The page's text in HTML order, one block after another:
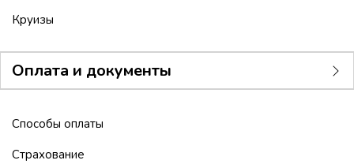
Круизы
Оплата и документы
Способы оплаты
Страхование